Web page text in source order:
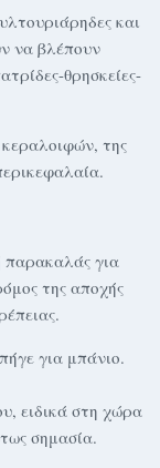
και
να βλέπουν
θρησκείες-
της
παρακαλάς για
της αποχής
για μπάνιο.
ειδικά στη χώρα
σημασία.